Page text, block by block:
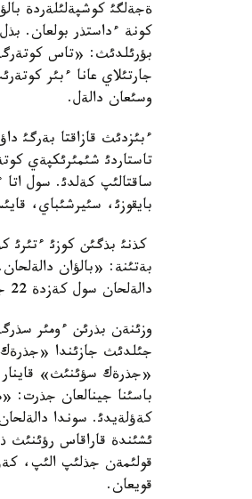
ةجةلگئ كوشپةلئلةردة
كونة ءداستذر بولعان.
بؤرئلدئث: «تاس
جارتئلاي عانا ءبئر
وسئعان دالةل.
ءبئزدئث قازاقتا بةرگئ
تاستاردئ شئمئرئكپةي
ساقتالئپ كةلدئ. سول اتا
بايقوزئ، سئيرشئباي،
كذنئ بذگئن كوزئ ءتئرئ
دالةلحان سول كةزدة 22 جاستا عانا ةدئ.
جئلدئث جازئندا
«جذرةك سؤئنئث»
باسئنا جينالعان جذرت:
كةؤلةيدئ. سوندا
ئشئندة قاراقاس رؤئنئث
قولئمةن جذلئپ الئپ،
قويعان.